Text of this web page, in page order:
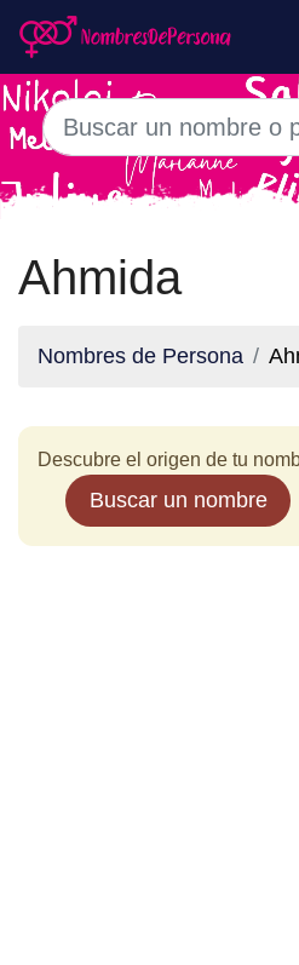
Ahmida
Nombres de Persona
Descubre el origen de tu
Buscar un nombre